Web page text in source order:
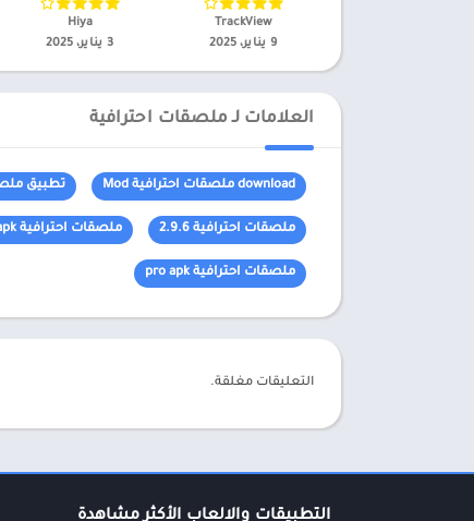
TrackView‏
9 يناير، 2025
Hiya‏
3 يناير، 2025
العلامات لـ ملصقات احترافية
download ملصقات احترافية Mod تطبيق
ملصقات احترافية 2.9.6 ملصقات احترافية apk
ملصقات احترافية pro apk
التعليقات مغلقة.
التطبيقات والالعاب الأكثر مشاهدة